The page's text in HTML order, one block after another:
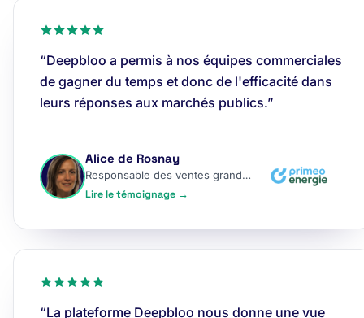
“Deepbloo a permis à nos équipes commerciales
de gagner du temps et donc de l'efficacité dans
leurs réponses aux marchés publics.”
Alice de Rosnay
Responsable des ventes grands comptes
Lire le témoignage →
“La plateforme Deepbloo nous donne une vue